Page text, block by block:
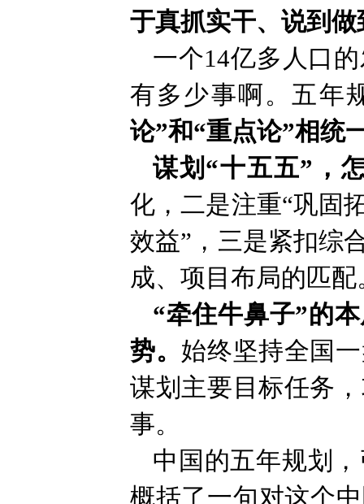
于真抓实干、说到做
一个14亿多人口
有多少事啊。五年
论”和“重点论”相统
谋划“十五五”，
化，二是注重“巩固
效益”，三是紧扣综
成、项目布局的匹配
“牵住牛鼻子”的
势。 始终坚持全国
谋划主要目标任务
事。
中国的五年规划
概括了一句对这个